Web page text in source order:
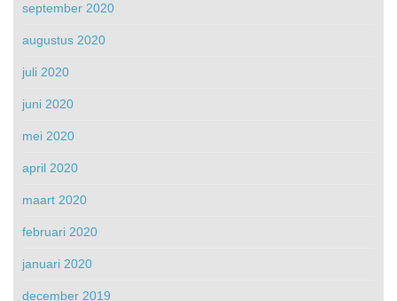
september 2020
augustus 2020
juli 2020
juni 2020
mei 2020
april 2020
maart 2020
februari 2020
januari 2020
december 2019